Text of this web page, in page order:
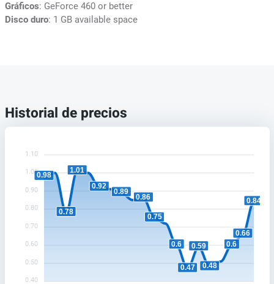
Gráficos: GeForce 460 or better
Disco duro: 1 GB available space
Historial de precios
1.10
1.00
0.90
0.80
0.70
0.60
0.50
0.40
0.98
0.78
1.01
0.92
0.89
0.86
0.75
0.6
0.47
0.59
0.48
0.6
0.66
0.84